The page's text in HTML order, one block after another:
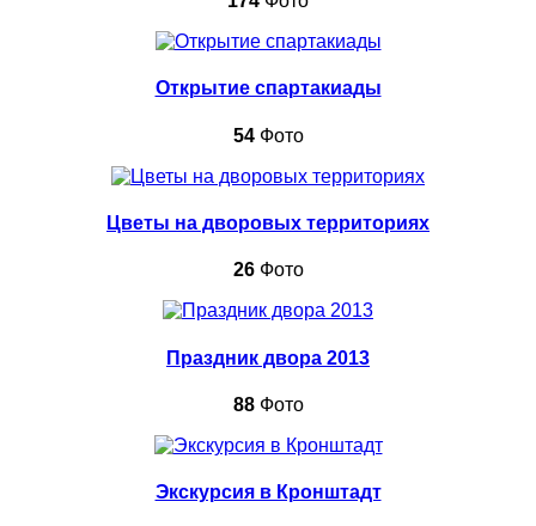
Открытие спартакиады
54Фото
Цветы на дворовых территориях
26Фото
Праздник двора 2013
88Фото
Экскурсия в Кронштадт